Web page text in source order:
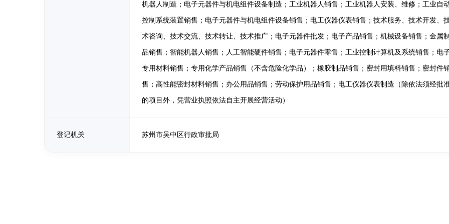
机器人制造；电子元器件与机电组件设备制造；工业机器人销售；工业机器人安装、维修；工业自
控制系统装置销售；电子元器件与机电组件设备销售；电工仪器仪表销售；技术服务、技术开发、
术咨询、技术交流、技术转让、技术推广；电子元器件批发；电子产品销售；机械设备销售；金属制
品销售；智能机器人销售；人工智能硬件销售；电子元器件零售；工业控制计算机及系统销售；电
专用材料销售；专用化学产品销售（不含危险化学品）；橡胶制品销售；密封用填料销售；密封件
售；高性能密封材料销售；办公用品销售；劳动保护用品销售；电工仪器仪表制造（除依法须经批
的项目外，凭营业执照依法自主开展经营活动）
登记机关 苏州市吴中区行政审批局